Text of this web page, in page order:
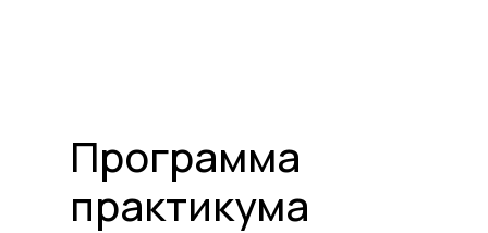
Программа
практикума